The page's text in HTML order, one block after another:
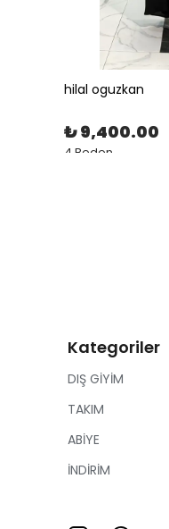
hilal oguzkan
₺ 9,400.00
4 Beden
Kategoriler
DIŞ GİYİM
TAKIM
ABİYE
İNDİRİM